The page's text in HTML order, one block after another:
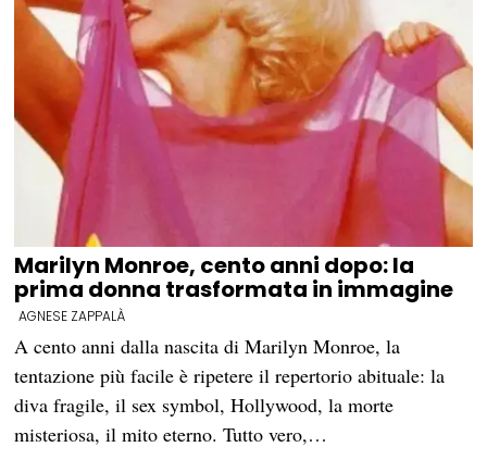
Marilyn Monroe, cento anni dopo: la
prima donna trasformata in immagine
AGNESE ZAPPALÀ
A cento anni dalla nascita di Marilyn Monroe, la
tentazione più facile è ripetere il repertorio abituale: la
diva fragile, il sex symbol, Hollywood, la morte
misteriosa, il mito eterno. Tutto vero,…